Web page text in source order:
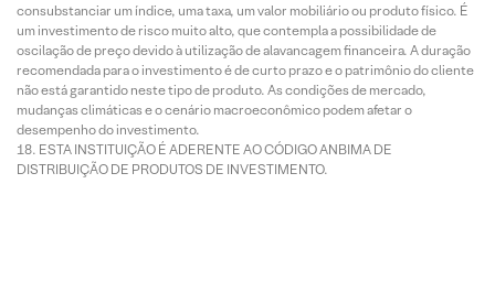
consubstanciar um índice, uma taxa, um valor mobiliário ou produto físico. É
um investimento de risco muito alto, que contempla a possibilidade de
oscilação de preço devido à utilização de alavancagem financeira. A duração
recomendada para o investimento é de curto prazo e o patrimônio do cliente
não está garantido neste tipo de produto. As condições de mercado,
mudanças climáticas e o cenário macroeconômico podem afetar o
desempenho do investimento.
ESTA INSTITUIÇÃO É ADERENTE AO CÓDIGO ANBIMA DE
DISTRIBUIÇÃO DE PRODUTOS DE INVESTIMENTO.